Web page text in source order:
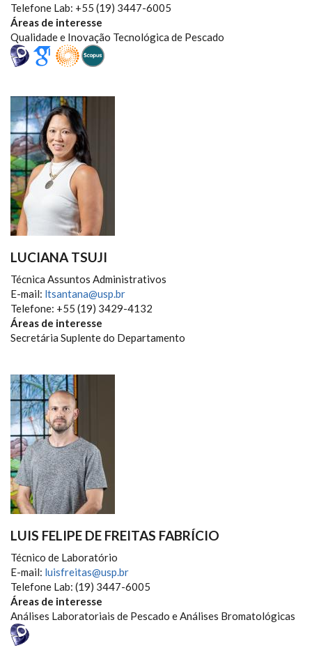
Telefone Lab: +55 (19) 3447-6005
Áreas de interesse
Qualidade e Inovação Tecnológica de Pescado
LUCIANA TSUJI
Técnica Assuntos Administrativos
E-mail: ltsantana@usp.br
Telefone: +55 (19) 3429-4132
Áreas de interesse
Secretária Suplente do Departamento
LUIS FELIPE DE FREITAS FABRÍCIO
Técnico de Laboratório
E-mail: luisfreitas@usp.br
Telefone Lab: (19) 3447-6005
Áreas de interesse
Análises Laboratoriais de Pescado e Análises Bromatológicas